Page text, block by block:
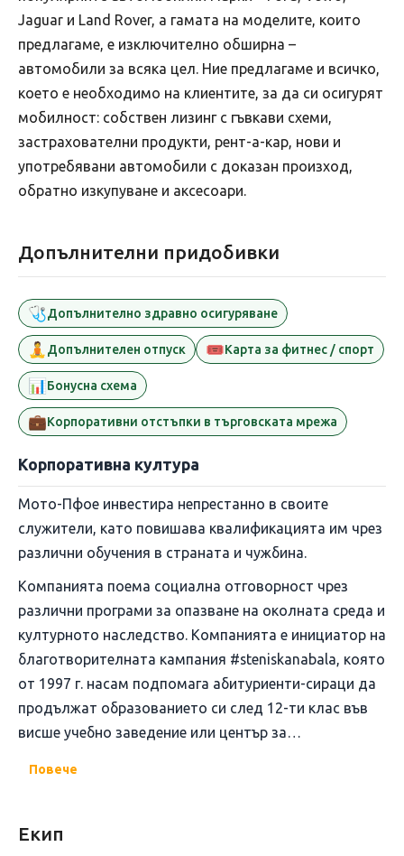
Jaguar и Land Rover, а гамата на моделите, които
предлагаме, е изключително обширна –
автомобили за всяка цел. Ние предлагаме и всичко,
което е необходимо на клиентите, за да си осигурят
мобилност: собствен лизинг с гъвкави схеми,
застрахователни продукти, рент-а-кар, нови и
употребявани автомобили с доказан произход,
обратно изкупуване и аксесоари.
Допълнителни придобивки
🩺Допълнително здравно осигуряване
🧘Допълнителен отпуск 🎟️Карта за фитнес / спорт
📊Бонусна схема
💼Корпоративни отстъпки в търговската мрежа
Корпоративна култура
Мото-Пфое инвестира непрестанно в своите
служители, като повишава квалификацията им чрез
различни обучения в страната и чужбина.
Компанията поема социална отговорност чрез
различни програми за опазване на околната среда и
културното наследство. Компанията е инициатор на
благотворителната кампания #steniskanabala, която
от 1997 г. насам подпомага абитуриенти-сираци да
продължат образованието си след 12-ти клас във
висше учебно заведение или център за
Повече
Екип